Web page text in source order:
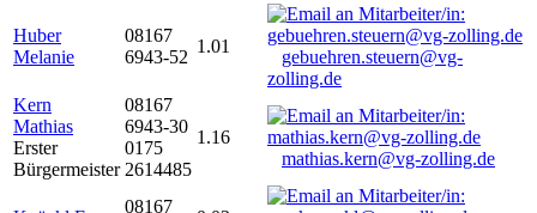
Huber
Melanie
08167
6943-52
1.01
gebuehren.steuern@vg-
zolling.de
Kern
Mathias
Erster
Bürgermeister
08167
6943-30
0175
2614485
1.16
mathias.kern@vg-zolling.de
08167